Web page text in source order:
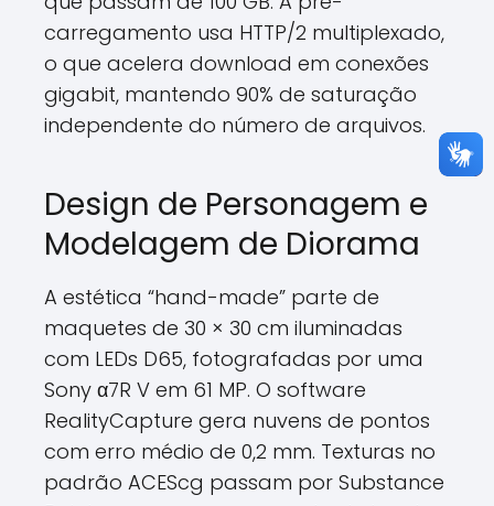
carregamento usa HTTP/2 multiplexado,
o que acelera download em conexões
gigabit, mantendo 90% de saturação
independente do número de arquivos.
Design de Personagem e
Modelagem de Diorama
A estética “hand-made” parte de
maquetes de 30 × 30 cm iluminadas
com LEDs D65, fotografadas por uma
Sony α7R V em 61 MP. O software
RealityCapture gera nuvens de pontos
com erro médio de 0,2 mm. Texturas no
padrão ACEScg passam por Substance